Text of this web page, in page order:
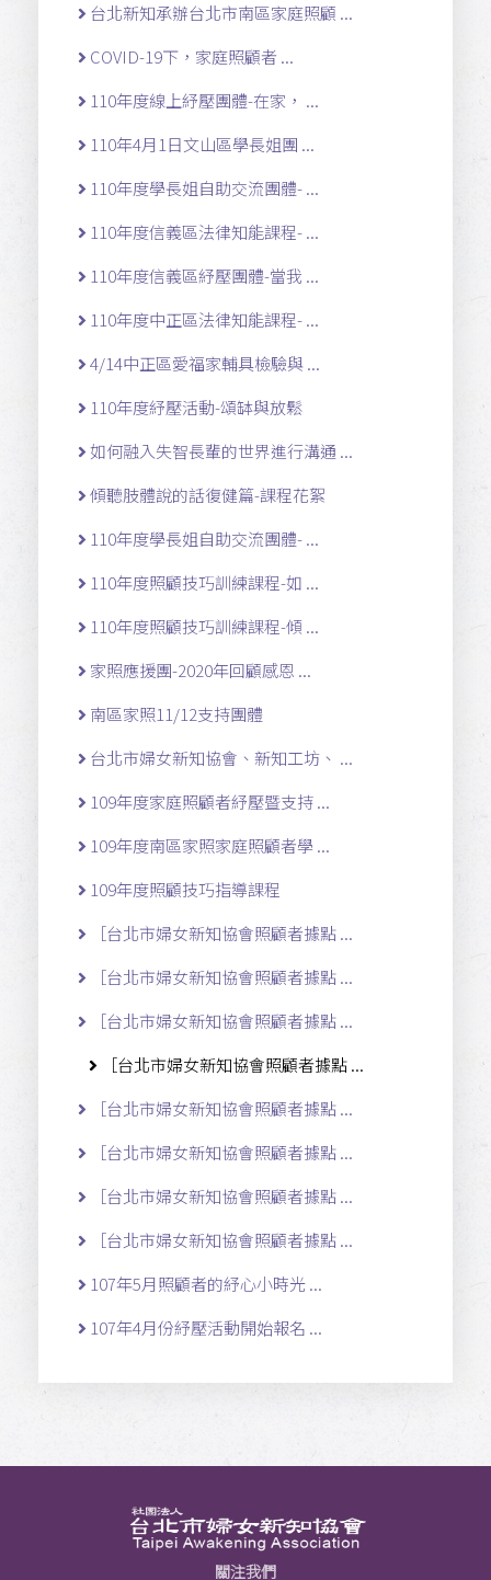
台北新知承辦台北市南區家庭照顧 ...
COVID-19下，家庭照顧者 ...
110年度線上紓壓團體-在家， ...
110年4月1日文山區學長姐團 ...
110年度學長姐自助交流團體- ...
110年度信義區法律知能課程- ...
110年度信義區紓壓團體-當我 ...
110年度中正區法律知能課程- ...
4/14中正區愛福家輔具檢驗與 ...
110年度紓壓活動-頌缽與放鬆
如何融入失智長輩的世界進行溝通 ...
傾聽肢體說的話復健篇-課程花絮
110年度學長姐自助交流團體- ...
110年度照顧技巧訓練課程-如 ...
110年度照顧技巧訓練課程-傾 ...
家照應援團-2020年回顧感恩 ...
南區家照11/12支持團體
台北市婦女新知協會、新知工坊、 ...
109年度家庭照顧者紓壓暨支持 ...
109年度南區家照家庭照顧者學 ...
109年度照顧技巧指導課程
［台北市婦女新知協會照顧者據點 ...
［台北市婦女新知協會照顧者據點 ...
［台北市婦女新知協會照顧者據點 ...
［台北市婦女新知協會照顧者據點 ...
［台北市婦女新知協會照顧者據點 ...
［台北市婦女新知協會照顧者據點 ...
［台北市婦女新知協會照顧者據點 ...
［台北市婦女新知協會照顧者據點 ...
107年5月照顧者的紓心小時光 ...
107年4月份紓壓活動開始報名 ...
關注我們